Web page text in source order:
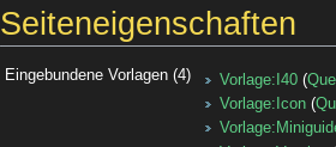
Seiteneigenschaften
Eingebundene Vorlagen (4) Vorlage:I40 (
Vorlage:Icon (